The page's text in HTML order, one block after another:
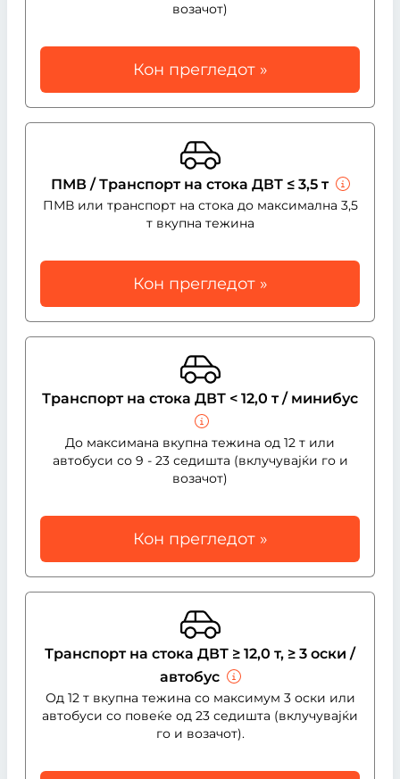
возачот)
Кон прегледот »
ПМВ / Транспорт на стока ДВТ ≤ 3,5 т
ПМВ или транспорт на стока до максимална 3,5
т вкупна тежина
Кон прегледот »
Транспорт на стока ДВТ < 12,0 т / минибус
До максимана вкупна тежина од 12 т или
автобуси со 9 - 23 седишта (вклучувајќи го и
возачот)
Кон прегледот »
Транспорт на стока ДВТ ≥ 12,0 т, ≥ 3 оски /
автобус
Од 12 т вкупна тежина со максимум 3 оски или
автобуси со повеќе од 23 седишта (вклучувајќи
го и возачот).